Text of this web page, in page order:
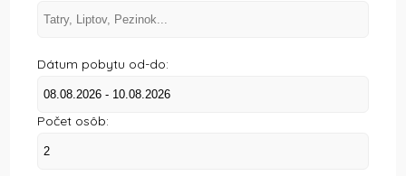
Dátum pobytu od-do:
Počet osôb: